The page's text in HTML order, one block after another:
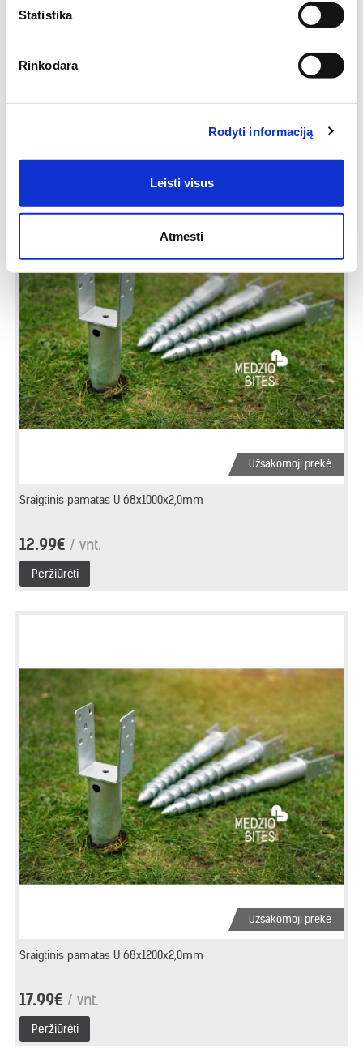
Statistika
Rinkodara
Rodyti informaciją
Leisti visus
Atmesti
Užsakomoji prekė
Užsakomoji prekė
Sraigtinis pamatas U 68x1000x2,0mm
12.99€ / vnt.
Peržiūrėti
Užsakomoji prekė
Sraigtinis pamatas U 68x1200x2,0mm
17.99€ / vnt.
Peržiūrėti